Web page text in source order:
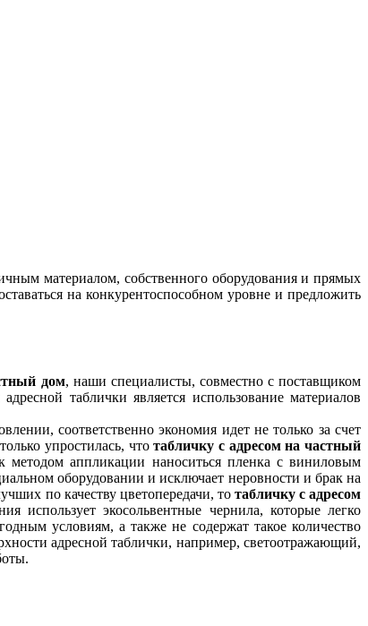
материалом, собственного оборудования и прямых
на конкурентоспособном уровне и предложить
дом, наши специалисты, совместно с поставщиком
таблички является использование материалов
соответственно экономия идет не только за счет
упростилась, чтотабличку с адресом на частный
методом аппликации наноситься пленка с виниловым
оборудовании и исключает неровности и брак на
по качеству цветопередачи, то табличку с адресом
использует экосольвентные чернила, которые легко
условиям, а также не содержат такое количество
адресной таблички, например, светоотражающий,